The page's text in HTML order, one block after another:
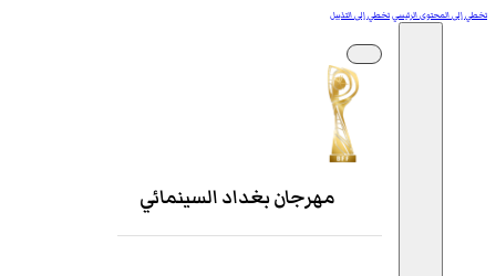
تخطي إلى المحتوى الرئيسيتخطي إلى التذييل
مهرجان بغداد السينمائي